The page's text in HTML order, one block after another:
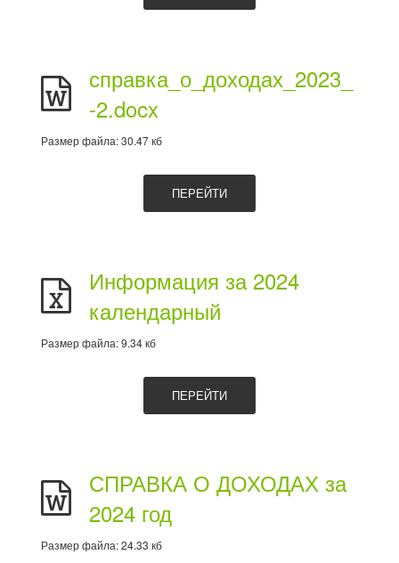
справка_о_доходах_2023_
-2.docx
Размер файла: 30.47 кб
ПЕРЕЙТИ
Информация за 2024
календарный
Размер файла: 9.34 кб
ПЕРЕЙТИ
СПРАВКА О ДОХОДАХ за
2024 год
Размер файла: 24.33 кб